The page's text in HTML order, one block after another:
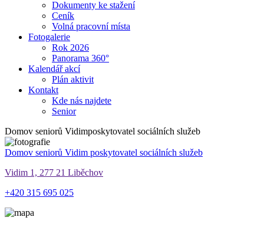
Dokumenty ke stažení
Ceník
Volná pracovní místa
Fotogalerie
Rok 2026
Panorama 360°
Kalendář akcí
Plán aktivit
Kontakt
Kde nás najdete
Senior
Domov seniorů Vidimposkytovatel sociálních služeb
Domov seniorů Vidim poskytovatel sociálních služeb
Vidim 1, 277 21 Liběchov
+420 315 695 025